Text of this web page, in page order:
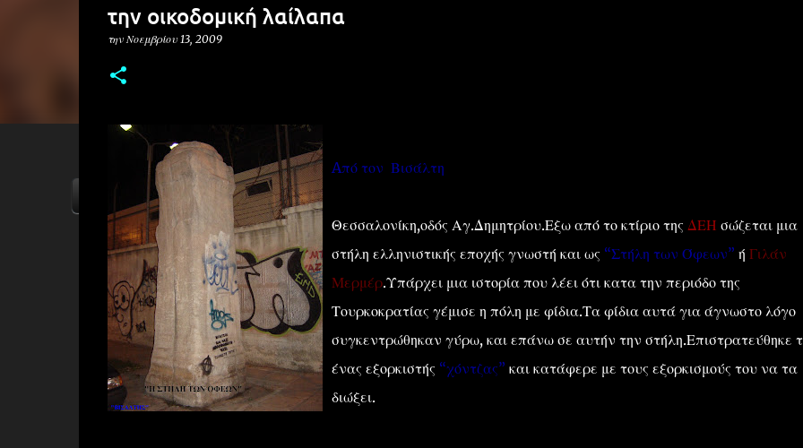
YOUTUBE FACEBOOK
την οικοδομική λαίλαπα
την Νοεμβρίου 13, 2009
Aπό τον Βισάλτη
Θεσσαλονίκη,οδός Αγ.Δημητρίου.Εξω από το κτίριο της ΔΕΗ σώζεται μια
στήλη ελληνιστικής εποχής γνωστή και ως “Στήλη των Όφεων” ή Γιλάν
Μερμέρ.Υπάρχει μια ιστορία που λέει ότι κατα την περιόδο της
Τουρκοκρατίας γέμισε η πόλη με φίδια.Τα φίδια αυτά για άγνωστο λόγο
συγκεντρώθηκαν γύρω, και επάνω σε αυτήν την στήλη.Επιστρατεύθηκε
ένας εξορκιστής “χόντζας” και κατάφερε με τους εξορκισμούς του να τα
διώξει.